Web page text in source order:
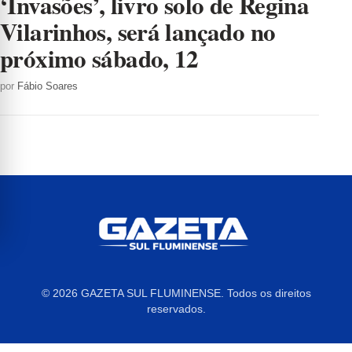
Vilarinhos, será lançado no
próximo sábado, 12
por Fábio Soares
© 2026 GAZETA SUL FLUMINENSE. Todos os direitos
reservados.